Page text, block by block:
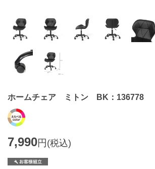
ホームチェア ミトン BK：136778
7,990円(税込)